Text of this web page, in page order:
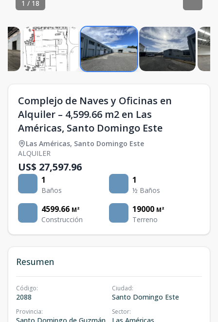
1 / 18
Complejo de Naves y Oficinas en
Alquiler – 4,599.66 m2 en Las
Américas, Santo Domingo Este
Las Américas, Santo Domingo Este
ALQUILER
US$ 27,597.96
1
Baños
1
½ Baños
4599.66 M²
Construcción
19000 M²
Terreno
Resumen
Código:
2088
Ciudad:
Santo Domingo Este
Provincia: Sector: